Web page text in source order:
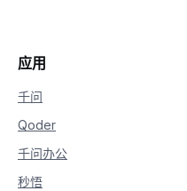
应用
千问
Qoder
千问办公
秒悟